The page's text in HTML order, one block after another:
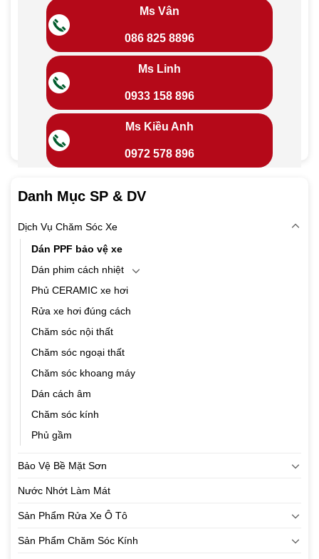
Ms Vân
086 825 8896
Ms Linh
0933 158 896
Ms Kiều Anh
0972 578 896
Danh Mục SP & DV
Dịch Vụ Chăm Sóc Xe
Dán PPF bảo vệ xe
Dán phim cách nhiệt
Phủ CERAMIC xe hơi
Rửa xe hơi đúng cách
Chăm sóc nội thất
Chăm sóc ngoại thất
Chăm sóc khoang máy
Dán cách âm
Chăm sóc kính
Phủ gầm
Bảo Vệ Bề Mặt Sơn
Nước Nhớt Làm Mát
Sản Phẩm Rửa Xe Ô Tô
Sản Phẩm Chăm Sóc Kính